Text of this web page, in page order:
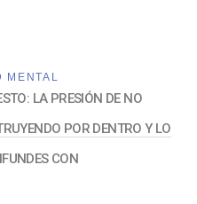
MENTAL
LA PRESIÓN DE NO
POR DENTRO Y LO
CON